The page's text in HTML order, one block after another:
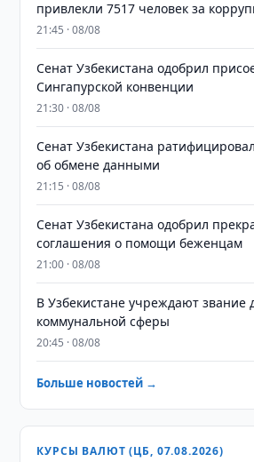
привлекли 7517 человек за
21:45 · 08/08
Сенат Узбекистана одобрил
Сингапурской конвенции
21:30 · 08/08
Сенат Узбекистана
об обмене данными
21:15 · 08/08
Сенат Узбекистана одобрил
соглашения о помощи беженцам
21:00 · 08/08
В Узбекистане учреждают звание
коммунальной сферы
20:45 · 08/08
Больше новостей →
КУРСЫ ВАЛЮТ (ЦБ, 07.08.2026)